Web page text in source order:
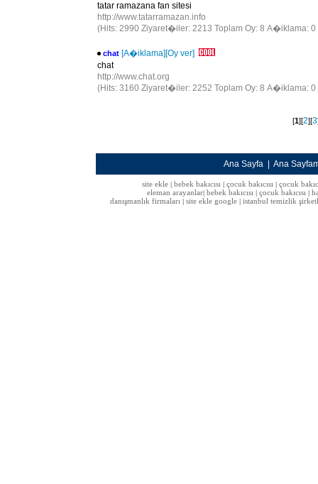
tatar ramazana fan sitesi
http://www.tatarramazan.info
(Hits: 2990 Ziyaret�iler: 2213 Toplam Oy: 8 A�iklama:
chat [A�iklama][Oy ver]
chat
http://www.chat.org
(Hits: 3160 Ziyaret�iler: 2252 Toplam Oy: 8 A�iklama:
[1][2][3
Ana Sayfa Ana
site ekle| bebek bakıcısı| çocuk bakıcısı| çocuk
eleman arayanlar bebek bakıcısı çocuk bakıcısı
danışmanlık firmaları
site ekle google istanbul temizlik